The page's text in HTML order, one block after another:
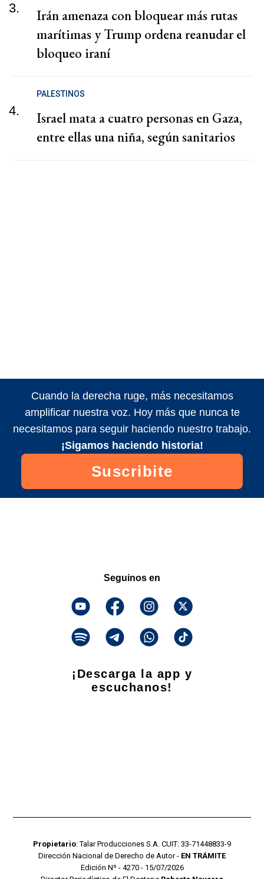
3.
Irán amenaza con bloquear más rutas
marítimas y Trump ordena reanudar el
bloqueo iraní
4.
PALESTINOS
Israel mata a cuatro personas en Gaza,
entre ellas una niña, según sanitarios
Cuando la derecha ruge, más necesitamos
amplificar nuestra voz. Hoy más que nunca te
necesitamos para seguir haciendo nuestro trabajo.
¡Sigamos haciendo historia!
Suscribite
Seguinos en
¡Descarga la app y
escuchanos!
Propietario: Talar Producciones S.A. CUIT: 33-71448833-9
Dirección Nacional de Derecho de Autor - EN TRÁMITE
Edición Nº - 4270 - 15/07/2026